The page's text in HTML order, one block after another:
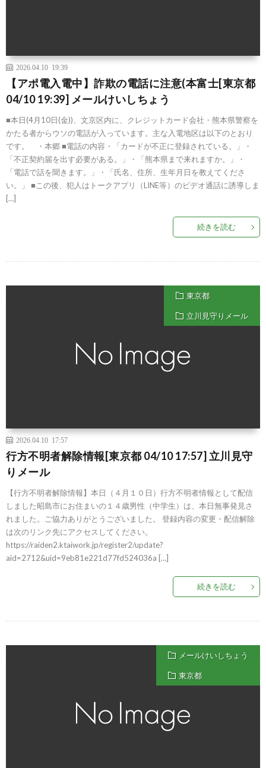
2026.04.10 19:39
【アポ電入電中】詐欺の電話に注意(本富士[東京都
04/10 19:39] メールけいしちょう
■本日(4月10日(金))、文京区内に、クレジットカード会社・熊本県警察を
かたる者からウソの電話が入っています。主な入電地区は以下のとおり
です。 ・本郷 ■電話の内容・「カードが不正に登録されている。」・
「不正契約届を出す必要がある。」・「熊本県まで来れますか。」・
「電話で話を聞きます。」・「氏名、住所、生年月日を教えてくださ
い。」 ■この後、犯人はトークアプリ（LINE等）のビデオ通話に誘導しま
[…]
続きを読む
東京都
立川見守りメール
2026.04.10 17:57
行方不明者解除情報[東京都 04/10 17:57] 立川見守
りメール
【行方不明者解除情報】本日（４月１０日）行方不明者情報として配信
しました昭島市にお住まいの１４歳男性（中学生）は、本日無事発見さ
れました。ご協力ありがとうございました。 登録内容の変更・配信解除
は次のリンク先にアクセスしてください。
https://raiden2.ktaiwork.jp/register2/update?
aid=2712&uid=9eb81e221d77fd524036a […]
続きを読む
メールけいしちょう
東京都